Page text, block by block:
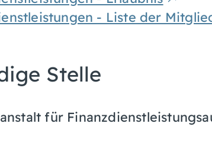
- Liste der
Stelle
für